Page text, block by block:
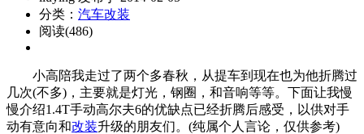
分类： 汽车改装
阅读(486)
小高陪我走过了两个多春秋，从提车到现在也为他折腾过
几次(不多)，主要就是灯光，钢圈，和音响等等。下面让我慢
慢介绍1.4T手动高尔夫6的优缺点已经折腾后感受，以供对手
动有意向和改装升级的朋友们。(纯属个人言论，仅供参考)